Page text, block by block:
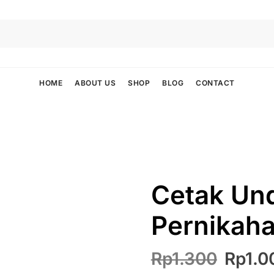
HOME ABOUT US SHOP BLOG CONTACT
Cetak
Rp1.300 Harga
Rp